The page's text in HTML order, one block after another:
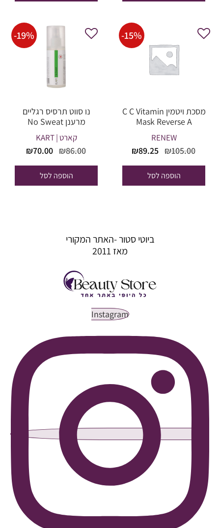
-15%
מסכת ויטמין C C Vitamin
Mask Reverse A
RENEW
₪105.00
המחיר
₪105.00.
₪89.25
הוספה לסל
-19%
נו סווט תרסיס רגליים
מרענן No Sweat
קארט | KART
₪86.00
המחיר
₪86.00.
₪70.00
הוספה לסל
ביוטי סטור -האתר המקורי
מאז 2011
Instagram